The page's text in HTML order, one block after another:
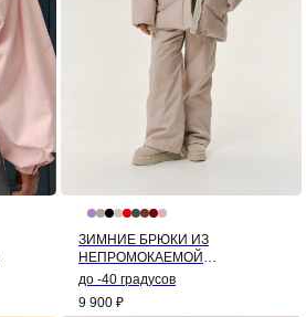
ЗИМНИЕ БРЮКИ ИЗ
НЕПРОМОКАЕМОЙ
МЕМБРАНЫ (БЕЖЕВЫЙ)
до -40 градусов
9 900 ₽